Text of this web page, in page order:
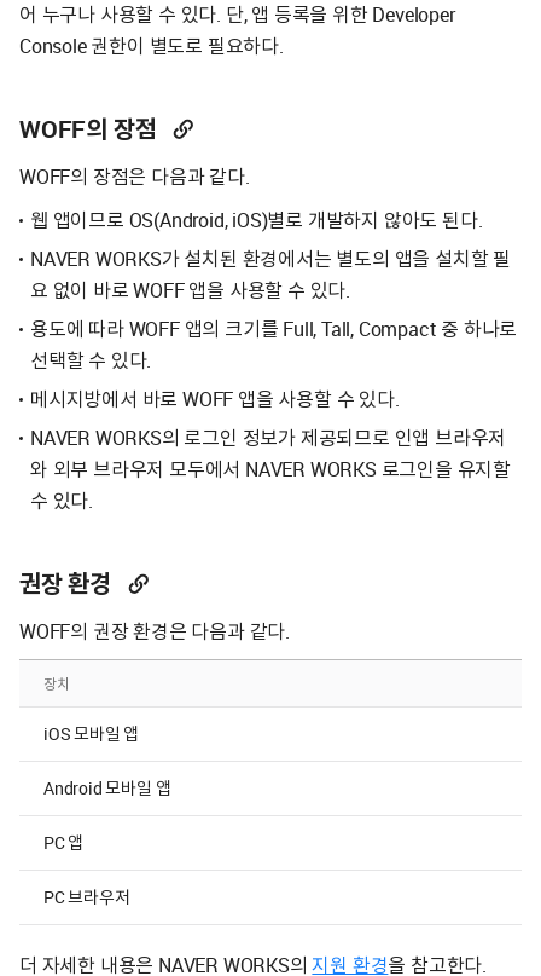
어 누구나 사용할 수 있다. 단, 앱 등록을 위한 Developer
Console 권한이 별도로 필요하다.
WOFF의 장점
WOFF의 장점은 다음과 같다.
웹 앱이므로 OS(Android, iOS)별로 개발하지 않아도 된다.
NAVER WORKS가 설치된 환경에서는 별도의 앱을 설치할 필
요 없이 바로 WOFF 앱을 사용할 수 있다.
용도에 따라 WOFF 앱의 크기를 Full, Tall, Compact 중 하나로
선택할 수 있다.
메시지방에서 바로 WOFF 앱을 사용할 수 있다.
NAVER WORKS의 로그인 정보가 제공되므로 인앱 브라우저
와 외부 브라우저 모두에서 NAVER WORKS 로그인을 유지할
수 있다.
권장 환경
WOFF의 권장 환경은 다음과 같다.
장치
iOS 모바일 앱
Android 모바일 앱
PC 앱
PC 브라우저
더 자세한 내용은 NAVER WORKS의지원 환경을 참고한다.